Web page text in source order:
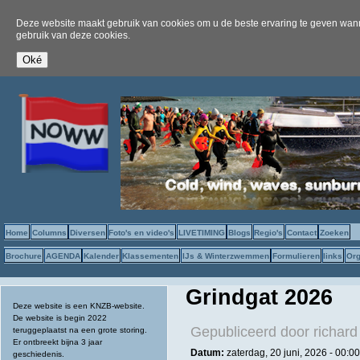
Deze website maakt gebruik van cookies om u de beste ervaring te geven
gebruik van deze cookies.
Home Columns Diversen Foto's en video's LIVETIMING Blogs Regio's Contact Zoeken
Brochure AGENDA Kalender Klassementen IJs & Winterzwemmen Formulieren links
Deze website is een KNZB-website.
De website is begin 2022
teruggeplaatst na een grote storing.
Er ontbreekt bijna 3 jaar
geschiedenis.
Grindgat 2026
Gepubliceerd door
Datum: zaterdag, 20 juni, 2026 - 00:00